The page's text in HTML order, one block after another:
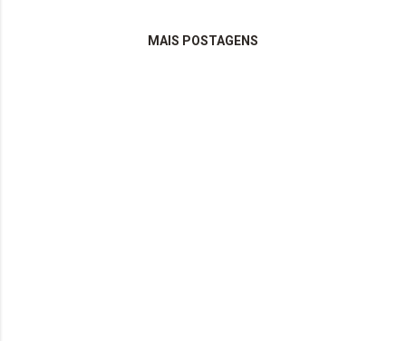
MAIS POSTAGENS